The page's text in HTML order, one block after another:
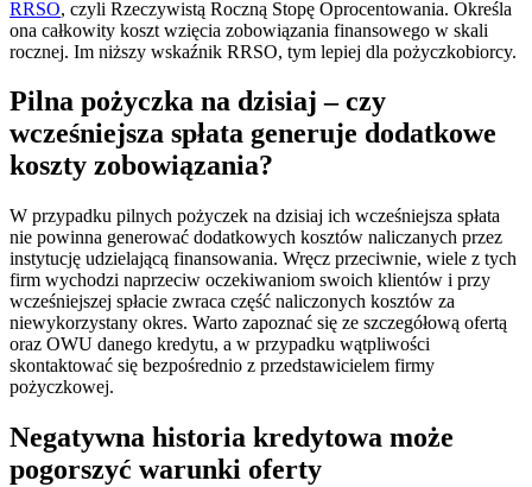
RRSO, czyli Rzeczywistą Roczną Stopę Oprocentowania. Określa
ona całkowity koszt wzięcia zobowiązania finansowego w skali
rocznej. Im niższy wskaźnik RRSO, tym lepiej dla pożyczkobiorcy.
Pilna pożyczka na dzisiaj – czy
wcześniejsza spłata generuje dodatkowe
koszty zobowiązania?
W przypadku pilnych pożyczek na dzisiaj ich wcześniejsza spłata
nie powinna generować dodatkowych kosztów naliczanych przez
instytucję udzielającą finansowania. Wręcz przeciwnie, wiele z tych
firm wychodzi naprzeciw oczekiwaniom swoich klientów i przy
wcześniejszej spłacie zwraca część naliczonych kosztów za
niewykorzystany okres. Warto zapoznać się ze szczegółową ofertą
oraz OWU danego kredytu, a w przypadku wątpliwości
skontaktować się bezpośrednio z przedstawicielem firmy
pożyczkowej.
Negatywna historia kredytowa może
pogorszyć warunki oferty